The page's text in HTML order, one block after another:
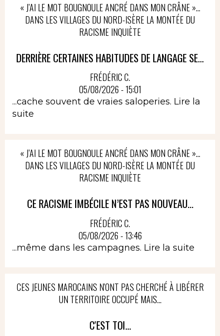
« J’AI LE MOT BOUGNOULE ANCRÉ DANS MON CRÂNE »…
DANS LES VILLAGES DU NORD-ISÈRE LA MONTÉE DU
RACISME INQUIÈTE
DERRIÈRE CERTAINES HABITUDES DE LANGAGE SE...
FRÉDÉRIC C.
05/08/2026 - 15:01
...cache souvent de vraies saloperies. Lire la
suite
« J’AI LE MOT BOUGNOULE ANCRÉ DANS MON CRÂNE »…
DANS LES VILLAGES DU NORD-ISÈRE LA MONTÉE DU
RACISME INQUIÈTE
CE RACISME IMBÉCILE N’EST PAS NOUVEAU...
FRÉDÉRIC C.
05/08/2026 - 13:46
...même dans les campagnes. Lire la suite
CES JEUNES MAROCAINS N'ONT PAS CHERCHÉ À LIBÉRER
UN TERRITOIRE OCCUPÉ MAIS...
C'EST TOI...